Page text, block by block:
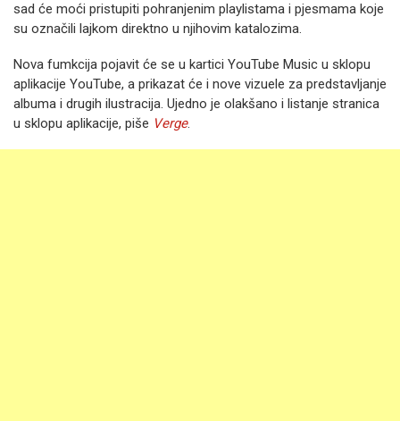
sad će moći pristupiti pohranjenim playlistama i pjesmama koje
su označili lajkom direktno u njihovim katalozima.
Nova fumkcija pojavit će se u kartici YouTube Music u sklopu
aplikacije YouTube, a prikazat će i nove vizuele za predstavljanje
albuma i drugih ilustracija. Ujedno je olakšano i listanje stranica
u sklopu aplikacije, piše Verge.